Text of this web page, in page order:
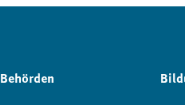
Behörden